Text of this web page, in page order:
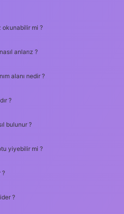
okunabilir mi ?
anlarız ?
alanı nedir ?
?
bulunur ?
yiyebilir mi ?
?
?